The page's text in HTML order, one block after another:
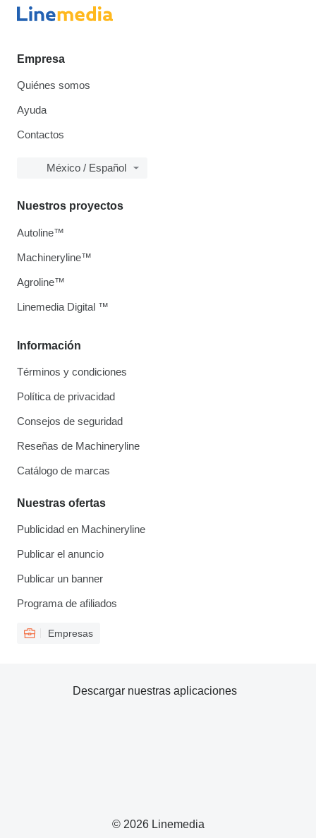
Empresa
Quiénes somos
Ayuda
Contactos
México / Español
Información
Términos y condiciones
Política de privacidad
Consejos de seguridad
Reseñas de Machineryline
Catálogo de marcas
Nuestras ofertas
Publicidad en Machineryline
Publicar el anuncio
Publicar un banner
Programa de afiliados
Empresas
Nuestros proyectos
Autoline™
Machineryline™
Agroline™
Linemedia Digital ™
© 2026 Linemedia
Descargar nuestras aplicaciones